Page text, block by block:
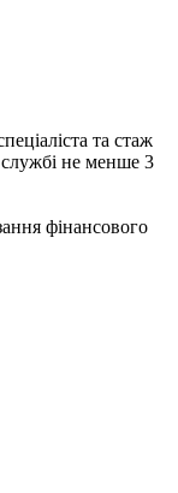
та стаж
службі не менше 3
фінансового